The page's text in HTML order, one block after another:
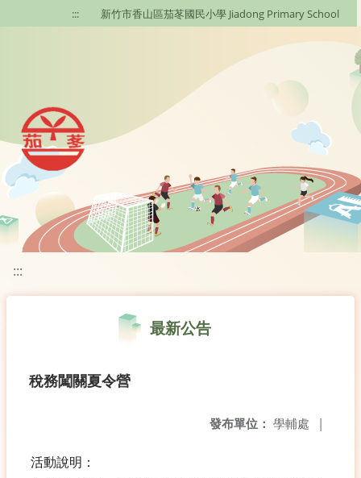
移至網頁之主要內容區位置
::: 新竹市香山區茄苳國民小學 Jiadong Primary School
:::
最新公告
稅務闖關夏令營
發布單位： 學輔處 |
活動說明：